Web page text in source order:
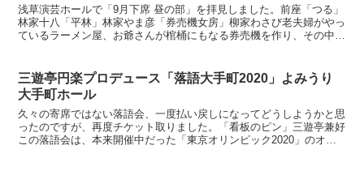
浅草演芸ホールで「9月下席 昼の部」を拝見しました。前座「つる」
林家十八「平林」林家やま彦「券売機女房」柳家わさび老夫婦がやっ
ているラーメン屋、お爺さんが棺桶にもなる券売機を作り、その中に
三遊亭円楽プロデュース「落語大手町2020」よみうり
大手町ホール
久々の寄席ではない落語会、一度払い戻しになってどうしようかと思
ったのですが、再度チケット取りました。「看板のピン」三遊亭兼好
この落語会は、本来開催中だった「東京オリンピック2020」のオア